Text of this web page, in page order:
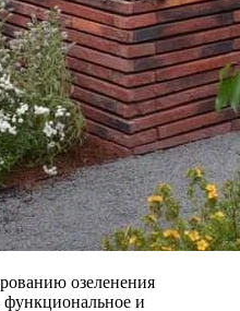
озеленения
функциональное и